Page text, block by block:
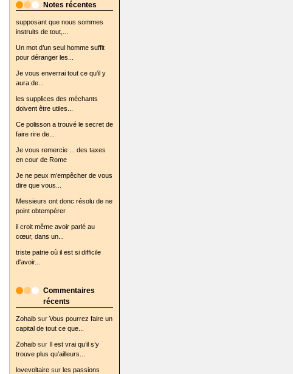
Notes récentes
supposant que nous sommes
instruits de tout,...
Un mot d’un seul homme suffit
pour déranger les...
Je vous enverrai tout ce qu’il y
aura de...
les supplices des méchants
doivent être utiles...
Ce polisson a trouvé le secret de
faire rire de...
Je vous remercie ... des taxes
en cour de Rome
Je ne peux m’empêcher de vous
dire que vous...
Messieurs ont donc résolu de ne
point obtempérer
il croit même avoir parlé au
cœur, dans un...
triste patrie où il est si difficile
d'avoir...
Commentaires
récents
Zohaibsur Vous pourrez faire un
capital de tout ce que...
Zohaibsur Il est vrai qu’il s’y
trouve plus qu’ailleurs...
lovevoltairesur les passions